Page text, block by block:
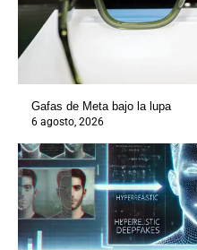
Gafas de Meta bajo la lupa
6 agosto, 2026